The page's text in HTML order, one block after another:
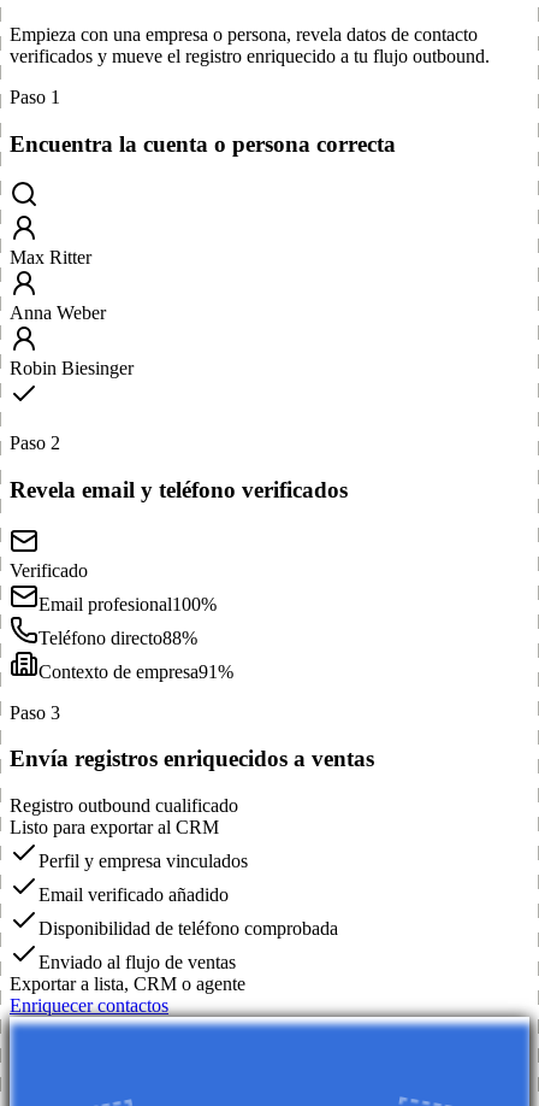
Empieza con una empresa o persona, revela datos de contacto
verificados y mueve el registro enriquecido a tu flujo outbound.
Paso 1
Encuentra la cuenta o persona correcta
Max Ritter
Anna Weber
Robin Biesinger
Paso 2
Revela email y teléfono verificados
Verificado
Email profesional100%
Teléfono directo88%
Contexto de empresa91%
Paso 3
Envía registros enriquecidos a ventas
Registro outbound cualificado
Listo para exportar al CRM
Perfil y empresa vinculados
Email verificado añadido
Disponibilidad de teléfono comprobada
Enviado al flujo de ventas
Exportar a lista, CRM o agente
Enriquecer contactos